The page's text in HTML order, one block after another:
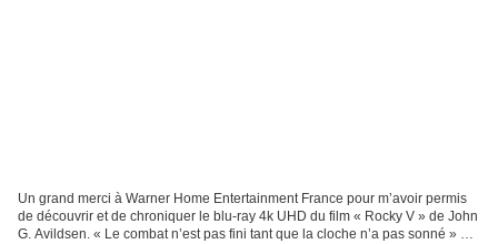
Un grand merci à Warner Home Entertainment France pour m’avoir permis
de découvrir et de chroniquer le blu-ray 4k UHD du film « Rocky V » de John
G. Avildsen. « Le combat n’est pas fini tant que la cloche n’a pas sonné » En